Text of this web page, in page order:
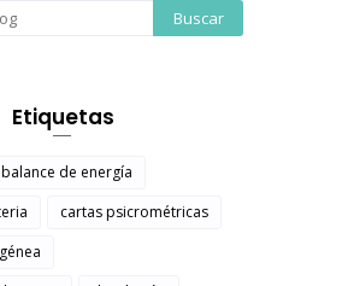
Etiquetas
balance de energía
cartas psicrométricas